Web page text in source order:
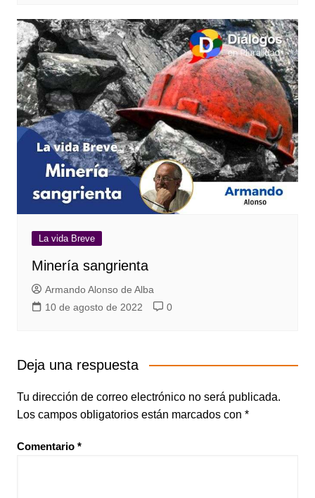
La vida Breve
Minería sangrienta
Armando Alonso de Alba
10 de agosto de 2022
0
Deja una respuesta
Tu dirección de correo electrónico no será publicada.
Los campos obligatorios están marcados con *
Comentario *